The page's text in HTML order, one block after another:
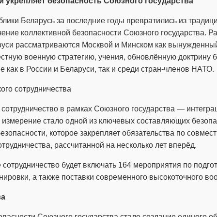
Беларусь за последние годы превратились из
коллективной безопасности Союзного государства.
рассматриваются Москвой и Минском как
военную стратегию, учения, обновлённую доктрину
в России и Беларуси, так и среди стран-членов НАТО.
сотрудничества
в рамках Союзного государства —
стало одной из ключевых составляющих
которое закрепляет обязательства по
рассчитанной на несколько лет вперёд.
будет включать 164 мероприятия по
а также поставки современного высокоточного